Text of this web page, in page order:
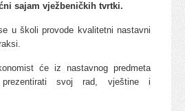
sajam vježbeničkih tvrtki.
u školi provode kvalitetni nastavni
će iz nastavnog predmeta
prezentirati svoj rad, vještine i